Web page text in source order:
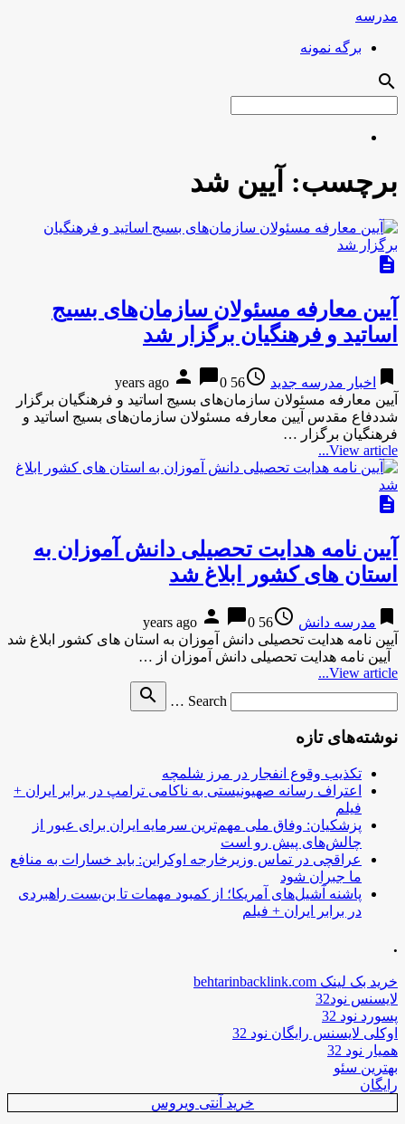
مدرسه
برگه نمونه
search
برچسب: آیین شد
description
آیین معارفه مسئولان سازمان‌های بسیج
اساتید و فرهنگیان برگزار شد
bookmark اخبار مدرسه جدید access_time
56 years ago
person chat_bubble0
آیین معارفه مسئولان سازمان‌های بسیج اساتید و فرهنگیان برگزار
شددفاع مقدس آیین معارفه مسئولان سازمان‌های بسیج اساتید و
فرهنگیان برگزار …
View article...
description
آیین نامه هدایت تحصیلی دانش آموزان به
استان های كشور ابلاغ شد
bookmark مدرسه دانش access_time
56 years ago
person chat_bubble0
آیین نامه هدایت تحصیلی دانش آموزان به استان های كشور ابلاغ شد
آیین نامه هدایت تحصیلی دانش آموزان از …
View article...
Search …
search
نوشته‌های تازه
تکذیب وقوع انفجار در مرز شلمچه
اعتراف رسانه صهیونیستی به ناکامی ترامپ در برابر ایران +
فیلم
پزشکیان: وفاق ملی مهم‌ترین سرمایه ایران برای عبور از
چالش‌های پیش رو است
عراقچی در تماس وزیرخارجه اوکراین: باید خسارات به منافع
ما جبران شود
پاشنه آشیل‌های آمریکا؛ از کمبود مهمات تا بن‌بست راهبردی
در برابر ایران + فیلم
.
خرید بک لینک behtarinbacklink.com
لایسنس نود32
پسورد نود 32
اوکلی لایسنس رایگان نود 32
همیار نود 32
بهترین سئو
رایگان
خرید آنتی ویروس